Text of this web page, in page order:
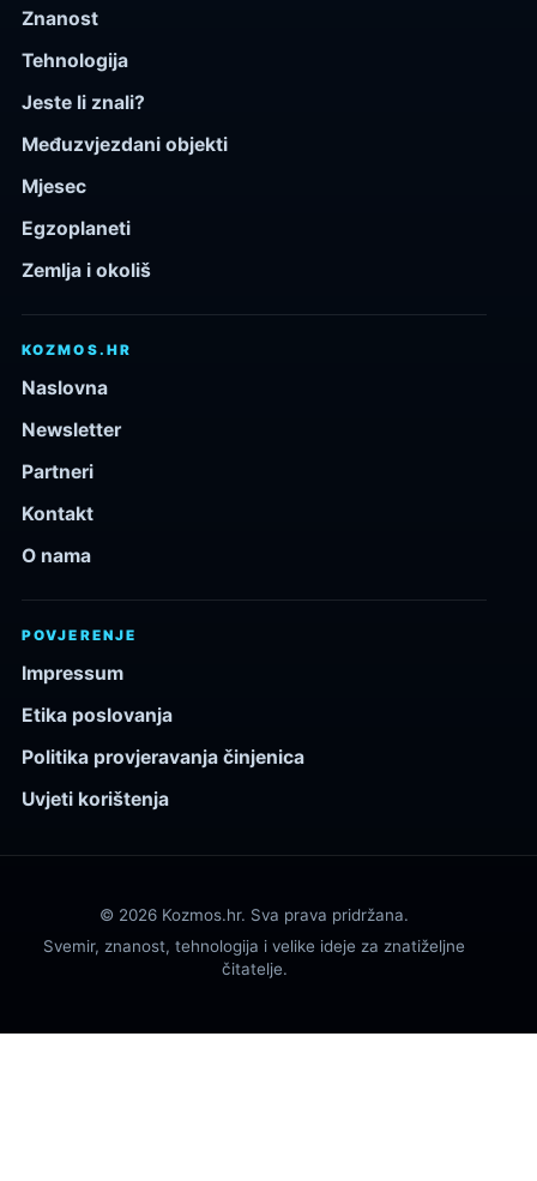
Znanost
Tehnologija
Jeste li znali?
Međuzvjezdani objekti
Mjesec
Egzoplaneti
Zemlja i okoliš
KOZMOS.HR
Naslovna
Newsletter
Partneri
Kontakt
O nama
POVJERENJE
Impressum
Etika poslovanja
Politika provjeravanja činjenica
Uvjeti korištenja
© 2026 Kozmos.hr. Sva prava pridržana.
Svemir, znanost, tehnologija i velike ideje za znatiželjne
čitatelje.